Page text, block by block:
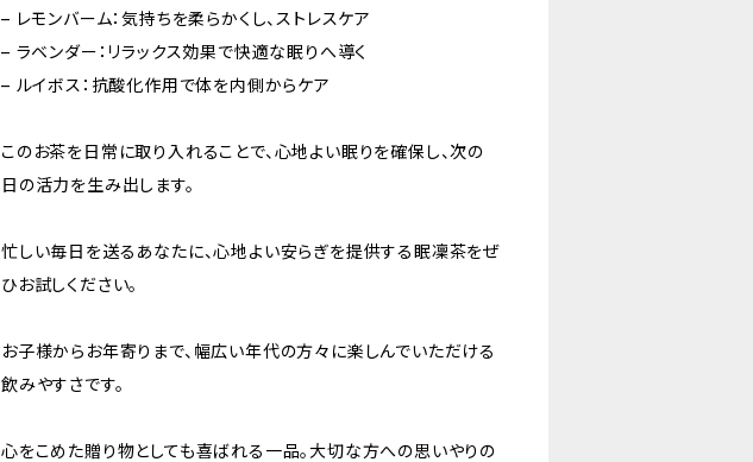
– レモンバーム：気持ちを柔らかくし、ストレスケア
– ラベンダー：リラックス効果で快適な眠りへ導く
– ルイボス：抗酸化作用で体を内側からケア
このお茶を日常に取り入れることで、心地よい眠りを確保し、次の
日の活力を生み出します。
忙しい毎日を送るあなたに、心地よい安らぎを提供する眠凜茶をぜ
ひお試しください。
お子様からお年寄りまで、幅広い年代の方々に楽しんでいただける
飲みやすさです。
心をこめた贈り物としても喜ばれる一品。大切な方への思いやりの